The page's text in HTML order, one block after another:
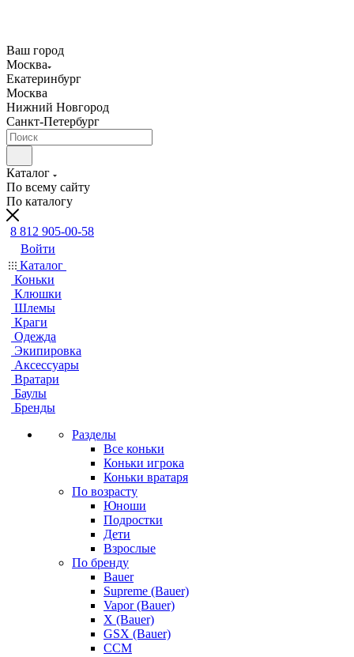
Ваш город
Москва
Екатеринбург
Москва
Нижний Новгород
Санкт-Петербург
Каталог
По всему сайту
По каталогу
8 812 905-00-58
Войти
Каталог
Коньки
Клюшки
Шлемы
Краги
Одежда
Экипировка
Аксессуары
Вратари
Баулы
Бренды
Разделы
Все коньки
Коньки игрока
Коньки вратаря
По возрасту
Юноши
Подростки
Дети
Взрослые
По бренду
Bauer
Supreme (Bauer)
Vapor (Bauer)
X (Bauer)
GSX (Bauer)
CCM